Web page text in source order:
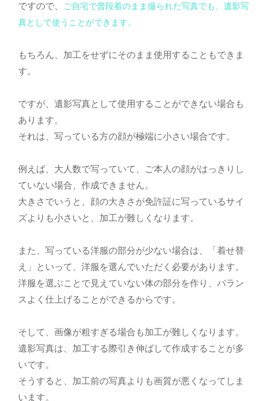
ですので、
ご自宅で普段着のまま撮られた写真でも、遺影写
真として使うことができます。
もちろん、加工をせずにそのまま使用することもできま
す。
ですが、遺影写真として使用することができない場合も
あります。
それは、写っている方の顔が極端に小さい場合です。
例えば、大人数で写っていて、ご本人の顔がはっきりし
ていない場合、作成できません。
大きさでいうと、顔の大きさが免許証に写っているサイ
ズよりも小さいと、加工が難しくなります。
また、写っている洋服の部分が少ない場合は、「着せ替
え」といって、洋服を選んでいただく必要があります。
洋服を選ぶことで見えていない体の部分を作り、バラン
スよく仕上げることができるからです。
そして、画像が粗すぎる場合も加工が難しくなります。
遺影写真は、加工する際引き伸ばして作成することが多
いです。
そうすると、加工前の写真よりも画質が悪くなってしま
います。